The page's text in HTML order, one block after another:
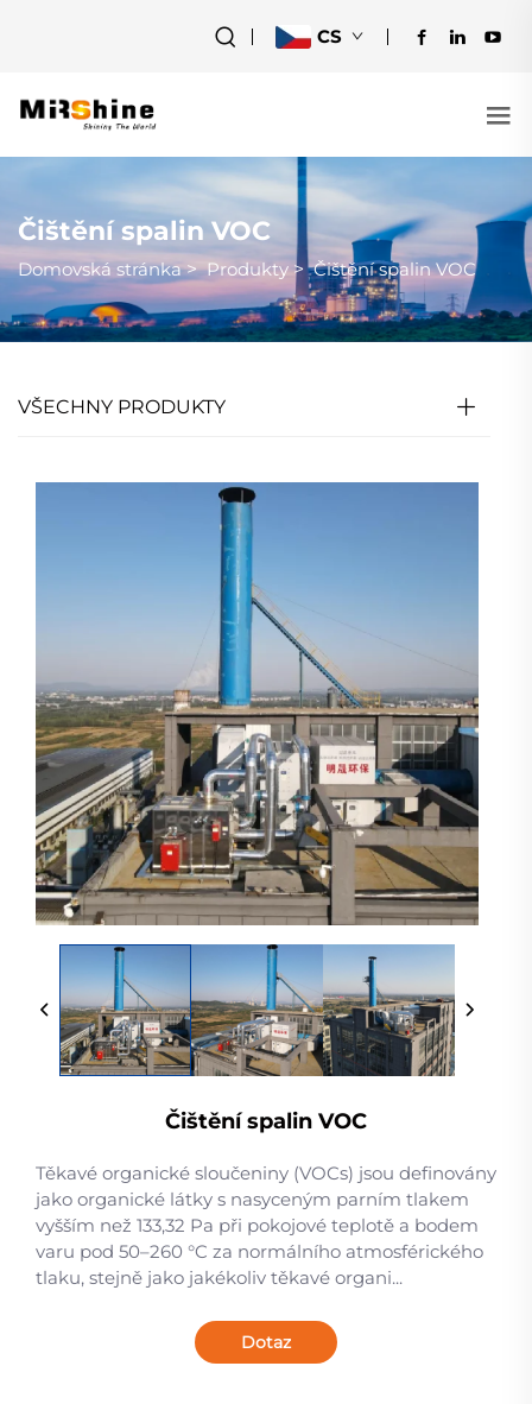
CS
Čištění spalin VOC
Domovská stránka>Produkty>Čištění spalin VOC
VŠECHNY PRODUKTY
Čištění spalin VOC
Těkavé organické sloučeniny (VOCs) jsou definovány
jako organické látky s nasyceným parním tlakem
vyšším než 133,32 Pa při pokojové teplotě a bodem
varu pod 50–260 °C za normálního atmosférického
tlaku, stejně jako jakékoliv těkavé organi...
Dotaz